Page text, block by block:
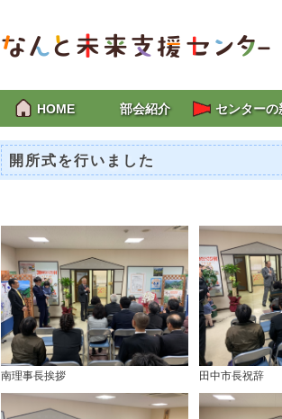
HOME 部会紹介 センターの
開所式を行いました
南理事長挨拶 田中市長祝辞